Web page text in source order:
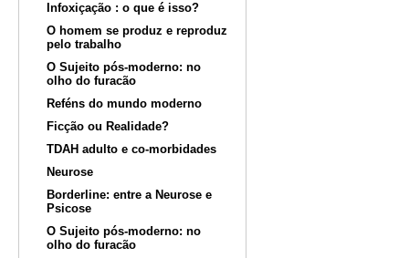
Infoxiçação : o que é isso?
O homem se produz e reproduz
pelo trabalho
O Sujeito pós-moderno: no
olho do furacão
Reféns do mundo moderno
Ficção ou Realidade?
TDAH adulto e co-morbidades
Neurose
Borderline: entre a Neurose e
Psicose
O Sujeito pós-moderno: no
olho do furacão